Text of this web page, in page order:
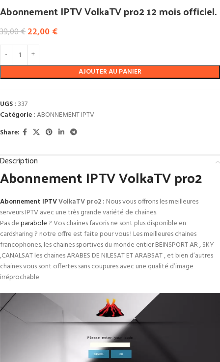
Abonnement IPTV VolkaTV pro2 12 mois officiel.
39,00€22,00 €
AJOUTER AU PANIER
UGS : 337
Catégorie :ABONNEMENT IPTV
Share:
Description
Abonnement IPTV VolkaTV pro2
Abonnement IPTVVolkaTV pro2 : Nous vous offrons les meilleures
serveurs IPTV avec une très grande variété de chaines.
Pas deparabole ? Vos chaines favoris ne sont plus disponible en
cardsharing ? notre offre est faite pour vous ! Les meilleures chaines
francophones, les chaines sportives du monde entier BEINSPORT AR , SKY
,CANALSAT les chaines ARABES DE NILESAT ET ARABSAT , et bien d’autres
chaines vous sont offertes sans coupures avec une qualité d’image
irréprochable